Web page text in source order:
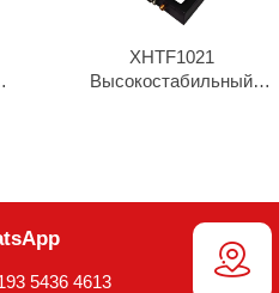
XHTF1021
Высокостабильный
5436 4613
